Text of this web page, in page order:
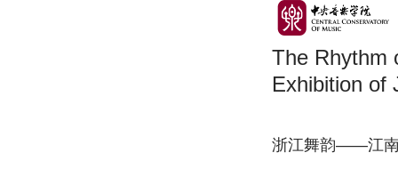
The Rhythm
Exhibition of
浙江舞韵——江